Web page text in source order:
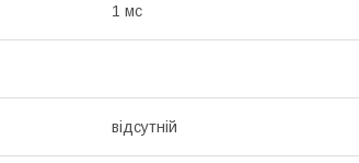
1 мс
відсутній